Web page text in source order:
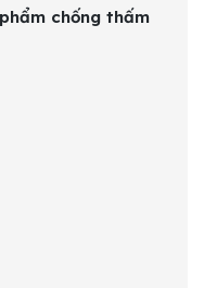
chống thấm